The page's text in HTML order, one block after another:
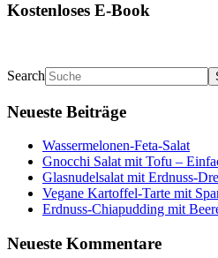
Kostenloses E-Book
Search
Neueste Beiträge
Wassermelonen-Feta-Salat
Gnocchi Salat mit Tofu –
Glasnudelsalat mit Erdnuss-
Vegane Kartoffel-Tarte mit
Erdnuss-Chiapudding mit
Neueste Kommentare